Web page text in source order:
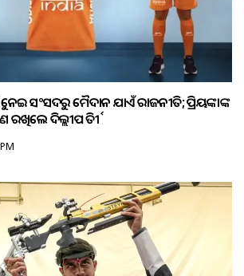
ସଂସଦରୁ ମୈଦାନ ଯାଏଁ ରାଜନୀତି; ପ୍ରିୟଙ୍କାଙ୍କ
ରଖିଲେ ଦିଲ୍ଲୀପ ତିର୍କୀ